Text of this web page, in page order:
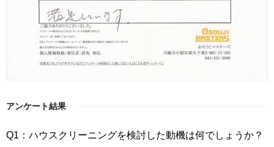
アンケート結果
Q1：ハウスクリーニングを検討した動機は何でしょうか？